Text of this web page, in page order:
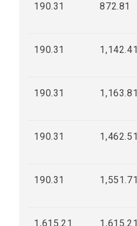
190.31 872.81
190.31 1,142.41
190.31 1,163.81
190.31 1,462.51
190.31 1,551.71
1,615.21 1,615.21